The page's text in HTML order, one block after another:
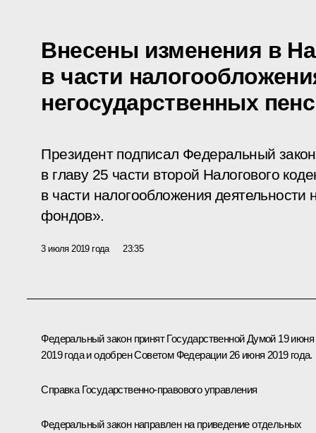
Внесены изменения в
в части
негосударственных
Президент подписал Федеральный
в главу 25 части второй Налогового
в части налогообложения
фондов».
3 июля 2019 года 23:35
Федеральный закон принят Государственной Думой 19 июня
2019 года и одобрен Советом Федерации 26 июня 2019 года.
Справка Государственно-правового управления
Федеральный закон направлен на приведение отдельных